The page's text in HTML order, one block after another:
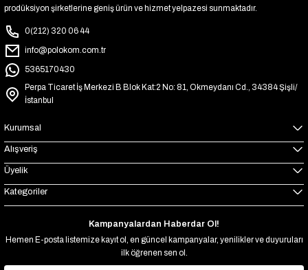
prodüksiyon şirketlerine geniş ürün ve hizmet yelpazesi sunmaktadır.
0(212) 320 06 44
info@polokom.com.tr
5365170430
Perpa Ticaret İş Merkezi B Blok Kat:2 No: 81, Okmeydanı Cd., 34384 Şişli/
İstanbul
Kurumsal
Alışveriş
Üyelik
Kategoriler
Kampanyalardan Haberdar Ol!
Hemen E-posta listemize kayıt ol, en güncel kampanyalar, yenilikler ve duyuruları
ilk öğrenen sen ol.